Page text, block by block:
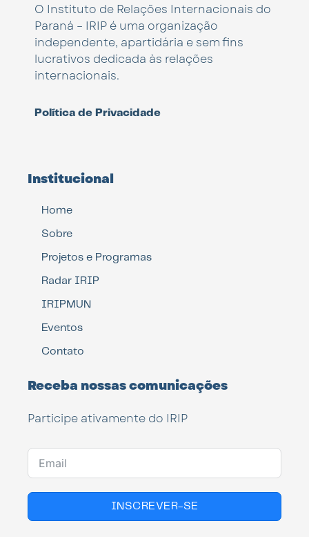
O Instituto de Relações Internacionais do
Paraná – IRIP é uma organização
independente, apartidária e sem fins
lucrativos dedicada às relações
internacionais.
Política de Privacidade
Institucional
Home
Sobre
Projetos e Programas
Radar IRIP
IRIPMUN
Eventos
Contato
Receba nossas comunicações
Participe ativamente do IRIP
INSCREVER-SE